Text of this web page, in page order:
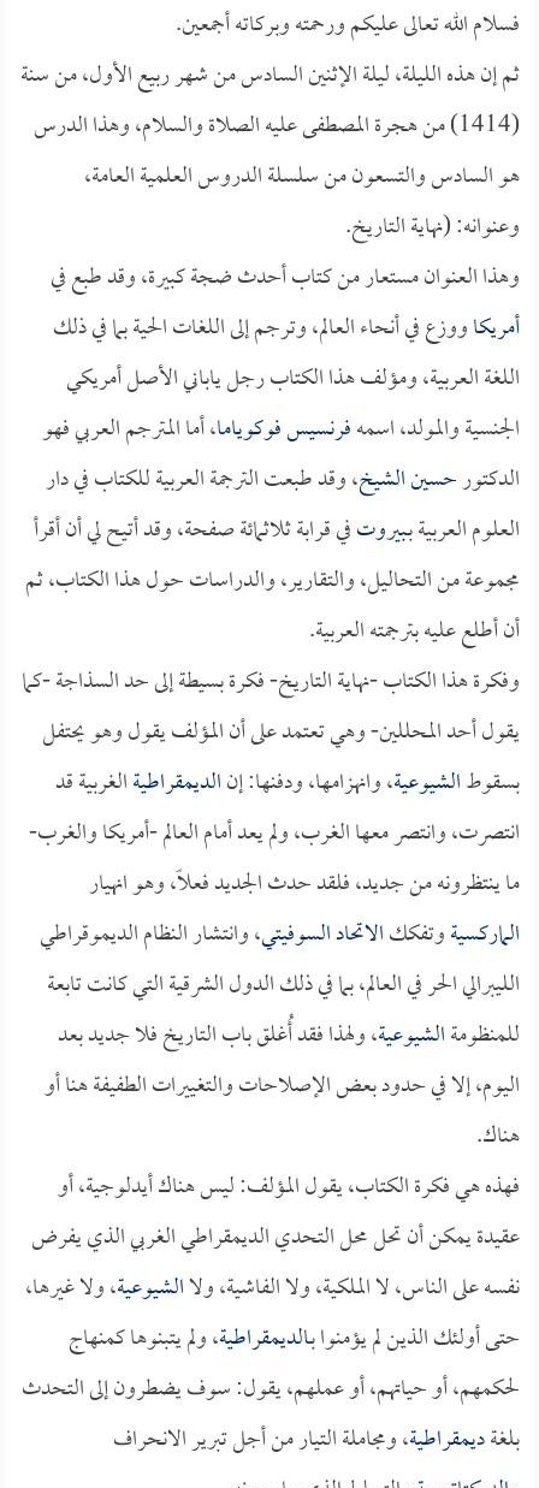
فسلام الله تعالى عليكم ورحمته وبركاته أجمعين.
ثم إن هذه الليلة، ليلة الإثنين السادس من شهر ربيع الأول، من سنة
(1414) من هجرة المصطفى عليه الصلاة والسلام، وهذا الدرس
هو السادس والتسعون من سلسلة الدروس العلمية العامة،
وعنوانه: (نهاية التاريخ.
وهذا العنوان مستعار من كتاب أحدث ضجة كبيرة، وقد طبع في
أمريكاووزع في أنحاء العالم، وترجم إلى اللغات الحية بما في ذلك
اللغة العربية، ومؤلف هذا الكتاب رجل ياباني الأصل أمريكي
الجنسية والمولد، اسمهفرنسيس فوكوياما، أما المترجم العربي فهو
الدكتورحسين الشيخ، وقد طبعت الترجمة العربية للكتاب في دار
العلوم العربية بـبيروتفي قرابة ثلاثمائة صفحة، وقد أتيح لي أن أقرأ
مجموعة من التحاليل، والتقارير، والدراسات حول هذا الكتاب، ثم
أن أطلع عليه بترجمته العربية.
وفكرة هذا الكتاب -نهاية التاريخ- فكرة بسيطة إلى حد السذاجة -كما
يقول أحد المحللين- وهي تعتمد على أن المؤلف يقول وهو يحتفل
بسقوطالشيوعية، وانهزامها، ودفنها: إنالديمقراطيةالغربية قد
انتصرت، وانتصر معها الغرب، ولم يعد أمام العالم -أمريكا والغرب-
ما ينتظرونه من جديد، فلقد حدث الجديد فعلاً، وهو انهيار
الماركسيةوتفككالاتحاد السوفيتي، وانتشار النظام الديموقراطي
الليبرالي الحر في العالم، بما في ذلك الدول الشرقية التي كانت تابعة
للمنظومةالشيوعية، ولهذا فقد أُغلق باب التاريخ فلا جديد بعد
اليوم، إلا في حدود بعض الإصلاحات والتغييرات الطفيفة هنا أو
هناك.
فهذه هي فكرة الكتاب، يقول المؤلف: ليس هناك أيدلوجية، أو
عقيدة يمكن أن تحل محل التحدي الديمقراطي الغربي الذي يفرض
نفسه على الناس، لا الملكية، ولا الفاشية، ولاالشيوعية، ولا غيرها،
حتى أولئك الذين لم يؤمنوا بـالديمقراطية، ولم يتبنوها كمنهاج
لحكمهم، أو حياتهم، أو عملهم، يقول: سوف يضطرون إلى التحدث
بلغةديمقراطية، ومجاملة التيار من أجل تبرير الانحراف